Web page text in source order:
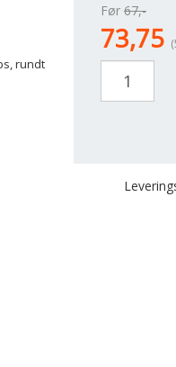
rundt
Før 67,-
73,75